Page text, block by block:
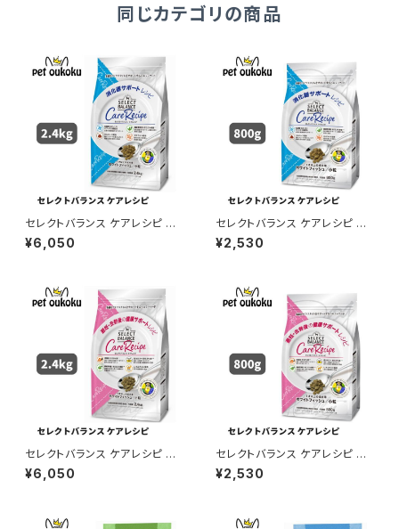
同じカテゴリの商品
セレクトバランス ケアレシピ ホ
ワイトフィッシュ 小粒 消化器サ
ポートレシピ 1才以上の成犬用
¥6,050
セレクトバランス ケアレシピ ホ
ワイトフィッシュ 小粒 消化器サ
ポートレシピ 1才以上の成犬用
¥2,530
セレクトバランス ケアレシピ ホ
ワイトフィッシュ 小粒 避妊・去勢
後の健康サポートレシピ 1才以
¥6,050
セレクトバランス ケアレシピ ホ
ワイトフィッシュ 小粒 避妊・去勢
後の健康サポートレシピ 1才以
¥2,530